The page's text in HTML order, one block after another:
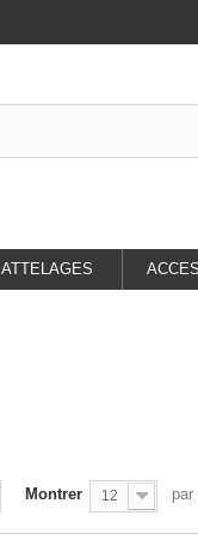
ATTELAGES
Montrer 12 par